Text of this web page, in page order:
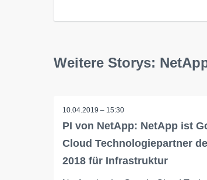
Weitere Storys:
10.04.2019 – 15:30
PI von NetApp: NetApp ist
Cloud Technologiepartner
2018 für Infrastruktur